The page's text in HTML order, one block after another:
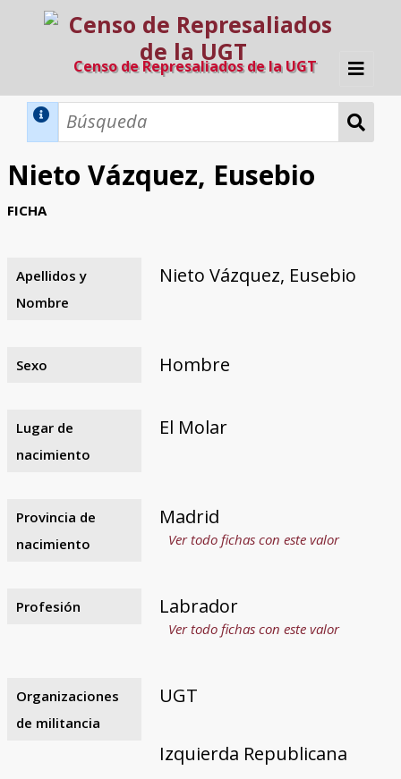
Censo de Represaliados de la UGT
Inicio
Búsqueda Dinámica
Búsqueda Avanzada
Razones y objetivos
El equipo
Colaboradores
Fuentes documentales
Nieto Vázquez, Eusebio
FICHA
Apellidos y
Nombre
Nieto Vázquez, Eusebio
Sexo Hombre
Lugar de
nacimiento
El Molar
Provincia de
nacimiento
Madrid
Ver todo fichas con este valor
Profesión Labrador
Ver todo fichas con este valor
Organizaciones
de militancia
UGT
Izquierda Republicana